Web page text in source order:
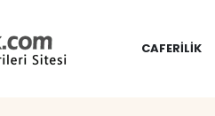
CAFERILIK